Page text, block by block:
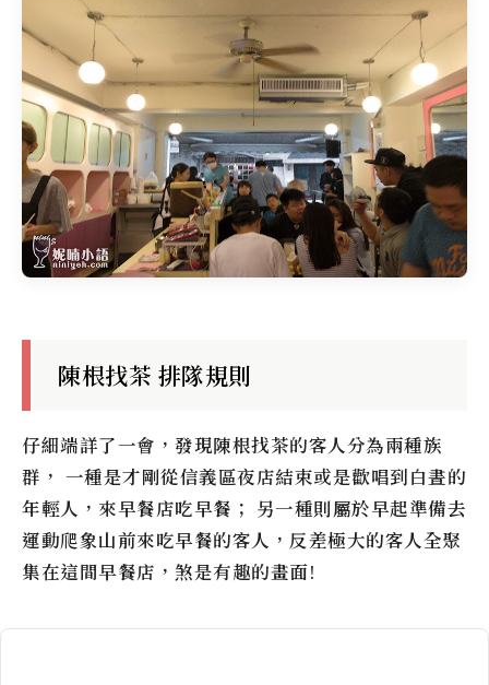
陳根找茶 排隊規則
仔細端詳了一會，發現陳根找茶的客人分為兩種族
群， 一種是才剛從信義區夜店結束或是歡唱到白晝的
年輕人，來早餐店吃早餐； 另一種則屬於早起準備去
運動爬象山前來吃早餐的客人，反差極大的客人全聚
集在這間早餐店，煞是有趣的畫面!